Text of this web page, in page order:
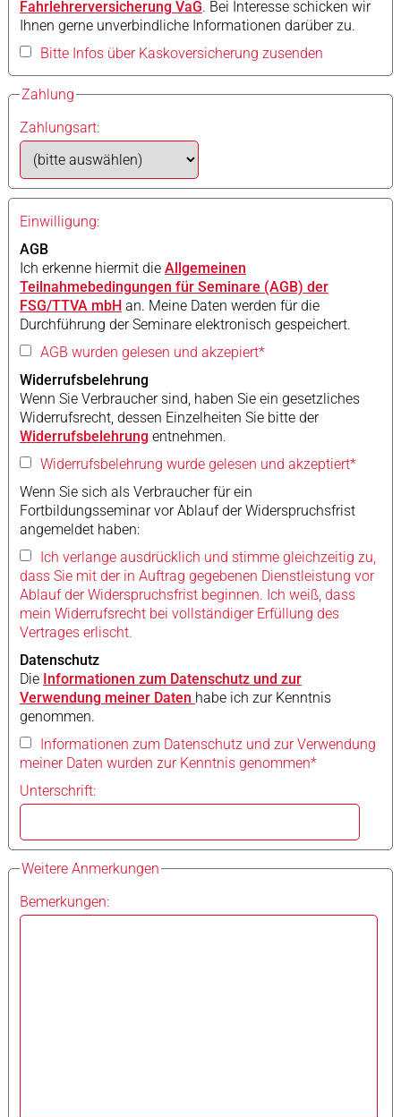
Fahrlehrerversicherung VaG. Bei Interesse schicken wir
Ihnen gerne unverbindliche Informationen darüber zu.
Bitte Infos über Kaskoversicherung zusenden
Zahlung
Zahlungsart:
Einwilligung:
AGB
Ich erkenne hiermit die Allgemeinen
Teilnahmebedingungen für Seminare (AGB) der
FSG/TTVA mbH an. Meine Daten werden für die
Durchführung der Seminare elektronisch gespeichert.
AGB wurden gelesen und akzepiert*
Widerrufsbelehrung
Wenn Sie Verbraucher sind, haben Sie ein gesetzliches
Widerrufsrecht, dessen Einzelheiten Sie bitte der
Widerrufsbelehrung entnehmen.
Widerrufsbelehrung wurde gelesen und akzeptiert*
Wenn Sie sich als Verbraucher für ein
Fortbildungsseminar vor Ablauf der Widerspruchsfrist
angemeldet haben:
Ich verlange ausdrücklich und stimme gleichzeitig zu,
dass Sie mit der in Auftrag gegebenen Dienstleistung vor
Ablauf der Widerspruchsfrist beginnen. Ich weiß, dass
mein Widerrufsrecht bei vollständiger Erfüllung des
Vertrages erlischt.
Datenschutz
Die Informationen zum Datenschutz und zur
Verwendung meiner Daten habe ich zur Kenntnis
genommen.
Informationen zum Datenschutz und zur Verwendung
meiner Daten wurden zur Kenntnis genommen*
Unterschrift:
Weitere Anmerkungen
Bemerkungen: